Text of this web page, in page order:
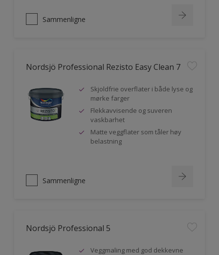
Sammenligne
Nordsjö Professional Rezisto Easy Clean 7
Skjoldfrie overflater i både lyse og
mørke farger
Flekkavvisende og suveren
vaskbarhet
Matte veggflater som tåler høy
belastning
Sammenligne
Nordsjö Professional 5
Veggmaling med god dekkevne